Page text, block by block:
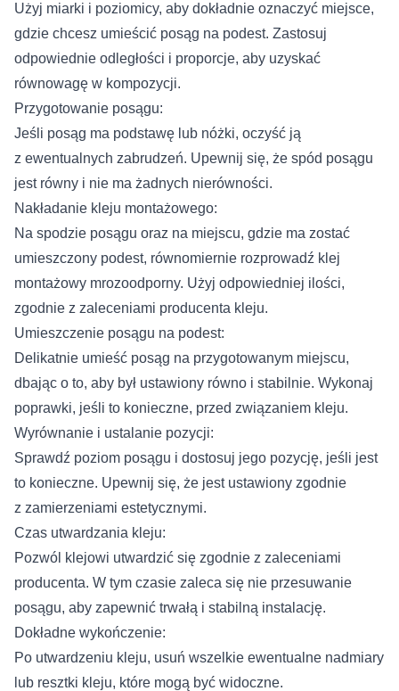
Użyj miarki i poziomicy, aby dokładnie oznaczyć miejsce,
gdzie chcesz umieścić posąg na podest. Zastosuj
odpowiednie odległości i proporcje, aby uzyskać
równowagę w kompozycji.
Przygotowanie posągu:
Jeśli posąg ma podstawę lub nóżki, oczyść ją
z ewentualnych zabrudzeń. Upewnij się, że spód posągu
jest równy i nie ma żadnych nierówności.
Nakładanie kleju montażowego:
Na spodzie posągu oraz na miejscu, gdzie ma zostać
umieszczony podest, równomiernie rozprowadź klej
montażowy mrozoodporny. Użyj odpowiedniej ilości,
zgodnie z zaleceniami producenta kleju.
Umieszczenie posągu na podest:
Delikatnie umieść posąg na przygotowanym miejscu,
dbając o to, aby był ustawiony równo i stabilnie. Wykonaj
poprawki, jeśli to konieczne, przed związaniem kleju.
Wyrównanie i ustalanie pozycji:
Sprawdź poziom posągu i dostosuj jego pozycję, jeśli jest
to konieczne. Upewnij się, że jest ustawiony zgodnie
z zamierzeniami estetycznymi.
Czas utwardzania kleju:
Pozwól klejowi utwardzić się zgodnie z zaleceniami
producenta. W tym czasie zaleca się nie przesuwanie
posągu, aby zapewnić trwałą i stabilną instalację.
Dokładne wykończenie:
Po utwardzeniu kleju, usuń wszelkie ewentualne nadmiary
lub resztki kleju, które mogą być widoczne.